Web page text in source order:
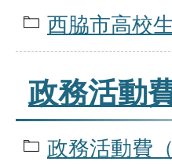
西脇市高校
政務活動
政務活動費（